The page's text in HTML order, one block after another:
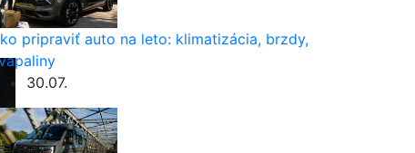
pripraviť auto na leto: klimatizácia, brzdy,
30.07.